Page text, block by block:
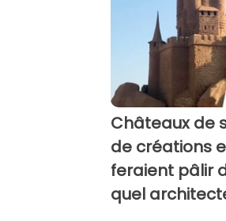
Châteaux de
de créations
feraient pâlir
quel